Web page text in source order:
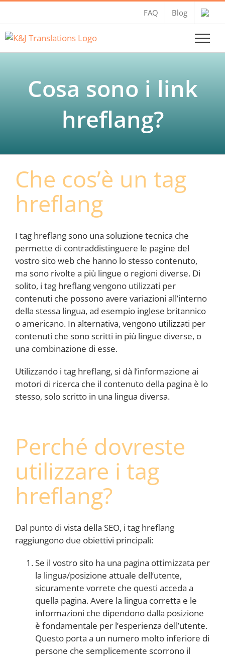
contenuto
FAQ Blog
Cosa sono i link
hreflang?
Che cos’è un tag
hreflang
I tag hreflang sono una soluzione tecnica che
permette di contraddistinguere le pagine del
vostro sito web che hanno lo stesso contenuto,
ma sono rivolte a più lingue o regioni diverse. Di
solito, i tag hreflang vengono utilizzati per
contenuti che possono avere variazioni all’interno
della stessa lingua, ad esempio inglese britannico
o americano. In alternativa, vengono utilizzati per
contenuti che sono scritti in più lingue diverse, o
una combinazione di esse.
Utilizzando i tag hreflang, si dà l’informazione ai
motori di ricerca che il contenuto della pagina è lo
stesso, solo scritto in una lingua diversa.
Perché dovreste
utilizzare i tag
hreflang?
Dal punto di vista della SEO, i tag hreflang
raggiungono due obiettivi principali:
Se il vostro sito ha una pagina ottimizzata per
la lingua/posizione attuale dell’utente,
sicuramente vorrete che questi acceda a
quella pagina. Avere la lingua corretta e le
informazioni che dipendono dalla posizione
è fondamentale per l’esperienza dell’utente.
Questo porta a un numero molto inferiore di
persone che semplicemente scorrono il